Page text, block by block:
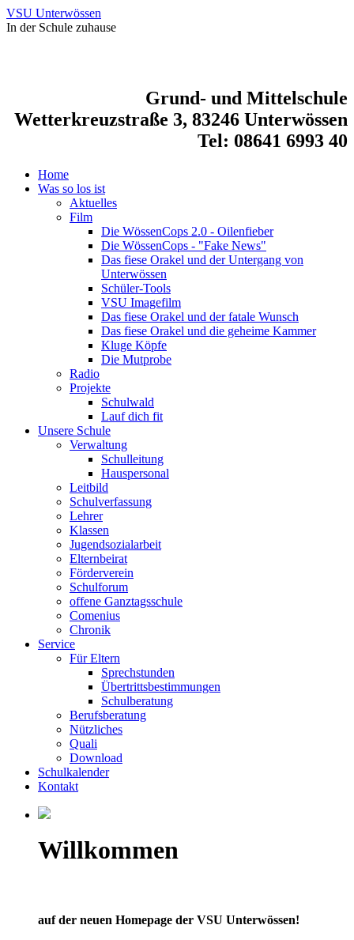
VSU Unterwössen
In der Schule zuhause
Grund- und Mittelschule
Wetterkreuzstraße 3, 83246 Unterwössen
Tel: 08641 6993 40
Home
Was so los ist
Aktuelles
Film
Die WössenCops 2.0 - Oilenfieber
Die WössenCops - "Fake News"
Das fiese Orakel und der Untergang von
Unterwössen
Schüler-Tools
VSU Imagefilm
Das fiese Orakel und der fatale Wunsch
Das fiese Orakel und die geheime Kammer
Kluge Köpfe
Die Mutprobe
Radio
Projekte
Schulwald
Lauf dich fit
Unsere Schule
Verwaltung
Schulleitung
Hauspersonal
Leitbild
Schulverfassung
Lehrer
Klassen
Jugendsozialarbeit
Elternbeirat
Förderverein
Schulforum
offene Ganztagsschule
Comenius
Chronik
Service
Für Eltern
Sprechstunden
Übertrittsbestimmungen
Schulberatung
Berufsberatung
Nützliches
Quali
Download
Schulkalender
Kontakt
Willkommen
auf der neuen Homepage der VSU Unterwössen!